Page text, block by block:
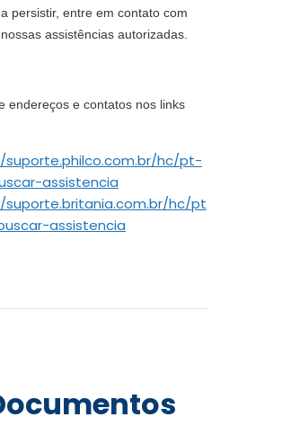
persistir, entre em contato com
assistências autorizadas.
endereços e contatos nos links
hc/pt-
assistencia
hc/pt
assistencia